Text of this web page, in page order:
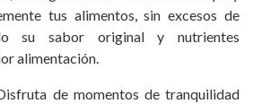
tus alimentos, sin excesos de
su sabor original y nutrientes
alimentación.
de momentos de tranquilidad